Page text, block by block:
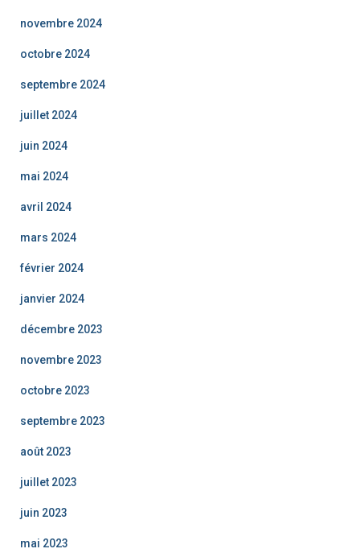
novembre 2024
octobre 2024
septembre 2024
juillet 2024
juin 2024
mai 2024
avril 2024
mars 2024
février 2024
janvier 2024
décembre 2023
novembre 2023
octobre 2023
septembre 2023
août 2023
juillet 2023
juin 2023
mai 2023